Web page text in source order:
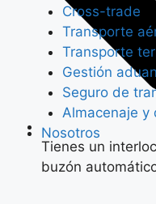
Cross-trade
Transporte
Transporte
Gestión
Seguro de
Almacenaje y
Nosotros
Tienes un
buzón